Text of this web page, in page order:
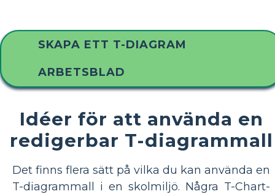
SKAPA ETT T-DIAGRAM
ARBETSBLAD
Idéer för att använda en
redigerbar T-diagrammall
Det finns flera sätt på vilka du kan använda en
T-diagrammall i en skolmiljö. Några T-Chart-